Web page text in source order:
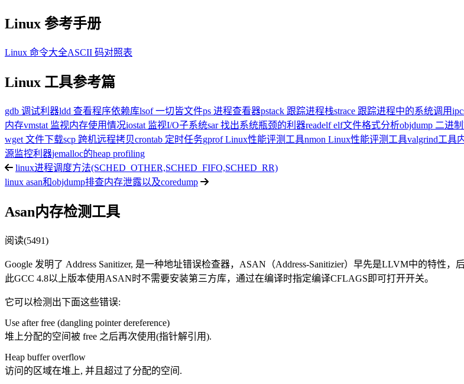
Linux 参考手册
Linux 命令大全ASCII 码对照表
Linux 工具参考篇
gdb 调试利器ldd 查看程序依赖库lsof 一切皆文件ps 进程查看器pstack 跟踪进程栈strace 跟踪进程中的系统调用
内存vmstat 监视内存使用情况iostat 监视I/O子系统sar 找出系统瓶颈的利器readelf elf文件格式分析objdump 二进
wget 文件下载scp 跨机远程拷贝crontab 定时任务gprof Linux性能评测工具nmon Linux性能评测工具valgrind工具
源监控利器jemalloc的heap profiling
linux进程调度方法(SCHED_OTHER,SCHED_FIFO,SCHED_RR)
linux asan和objdump排查内存泄露以及coredump
Asan内存检测工具
阅读(5491)
Google 发明了 Address Sanitizer, 是一种地址错误检查器，ASAN（Address-Sanitizier）早先是LLVM中的特性
此GCC 4.8以上版本使用ASAN时不需要安装第三方库，通过在编译时指定编译CFLAGS即可打开开关。
它可以检测出下面这些错误:
Use after free (dangling pointer dereference)
堆上分配的空间被 free 之后再次使用(指针解引用).
Heap buffer overflow
访问的区域在堆上, 并且超过了分配的空间.